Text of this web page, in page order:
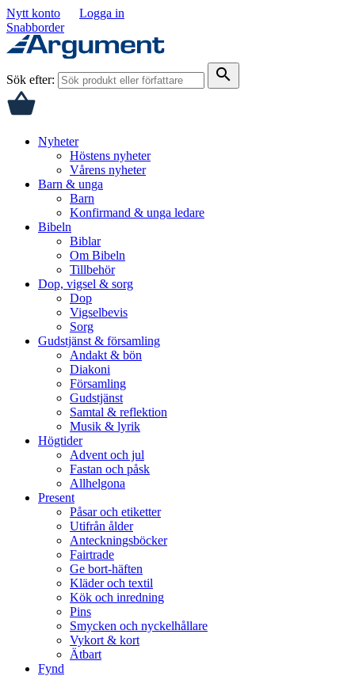
Nytt konto
Logga in
Snabborder
Sök efter: search
Nyheter
Höstens nyheter
Vårens nyheter
Barn & unga
Barn
Konfirmand & unga ledare
Bibeln
Biblar
Om Bibeln
Tillbehör
Dop, vigsel & sorg
Dop
Vigselbevis
Sorg
Gudstjänst & församling
Andakt & bön
Diakoni
Församling
Gudstjänst
Samtal & reflektion
Musik & lyrik
Högtider
Advent och jul
Fastan och påsk
Allhelgona
Present
Påsar och etiketter
Utifrån ålder
Anteckningsböcker
Fairtrade
Ge bort-häften
Kläder och textil
Kök och inredning
Pins
Smycken och nyckelhållare
Vykort & kort
Ätbart
Fynd